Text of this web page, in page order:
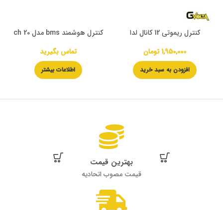
کنترل ریموتی 12 کانال لدا
1,950,000 تومان
افزودن به سبد خرید
کنترل هوشمند bms مدل 20 ch
تماس بگیرید
اطلاعات بیشتر
بهترین قیمت
قیمت مصوب اتحادیه